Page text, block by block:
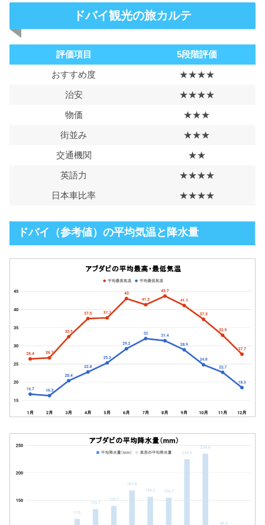
ドバイ観光の旅カルテ
評価項目
5段階評価
おすすめ度
★★★★
治安
★★★★
物価
★★★
街並み
★★★
交通機関
★★
英語力
★★★★
日本車比率
★★★★
ドバイ（参考値）の平均気温と降水量